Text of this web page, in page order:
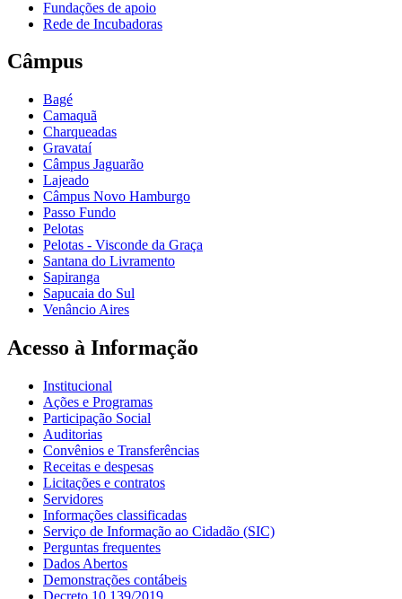
Fundações de apoio
Rede de Incubadoras
Câmpus
Bagé
Camaquã
Charqueadas
Gravataí
Câmpus Jaguarão
Lajeado
Câmpus Novo Hamburgo
Passo Fundo
Pelotas
Pelotas - Visconde da Graça
Santana do Livramento
Sapiranga
Sapucaia do Sul
Venâncio Aires
Acesso à Informação
Institucional
Ações e Programas
Participação Social
Auditorias
Convênios e Transferências
Receitas e despesas
Licitações e contratos
Servidores
Informações classificadas
Serviço de Informação ao Cidadão (SIC)
Perguntas frequentes
Dados Abertos
Demonstrações contábeis